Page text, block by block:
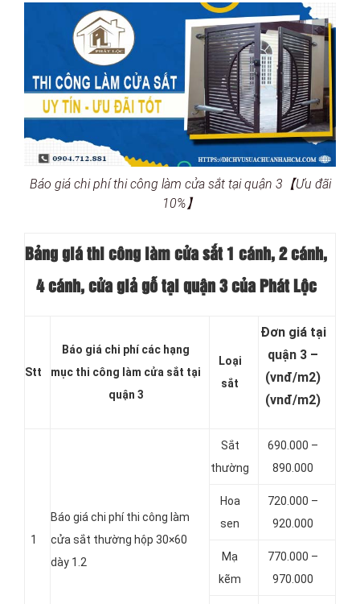
Báo giá chi phí thi công làm cửa sắt tại quận 3【Ưu đãi
10%】
Bảng giá thi công làm cửa sắt 1 cánh, 2 cánh,
4 cánh, cửa giả gỗ tại quận 3 của Phát Lộc
Stt
Báo giá chi phí các hạng
mục thi công làm cửa sắt tại
quận 3
Loại
sắt
Đơn giá tại
quận 3 –
(vnđ/m2)
(vnđ/m2)
1
Báo giá chi phí thi công làm
cửa sắt thường hộp 30×60
dày 1.2
Sắt
thường
690.000 –
890.000
Hoa
sen
720.000 –
920.000
Mạ
kẽm
770.000 –
970.000